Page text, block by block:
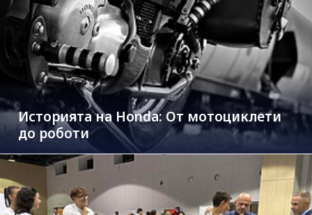
Историята на Honda: От мотоциклети
до роботи